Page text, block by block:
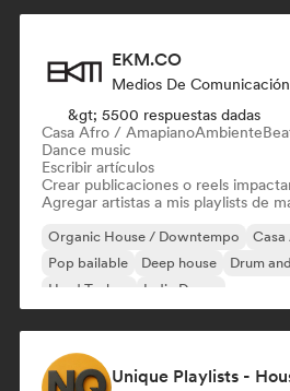
EKM.CO
&gt; 5500 respuestas dadas
Casa Afro / AmapianoAmbiente
Dance music
Escribir artículos
Crear publicaciones o reels
Agregar artistas a mis playlists de
Organic House / Downtempo
Pop bailable
Deep house Drum
Hard Techno
Indie Dance
Unique Playlists -